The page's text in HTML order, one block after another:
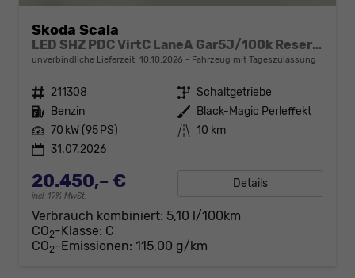
Skoda Scala
LED SHZ PDC VirtC LaneA Gar5J/100k Reserve
unverbindliche Lieferzeit: 10.10.2026 Fahrzeug mit Tageszulassung
Fahrzeugnr. 211308 Getriebe Schaltgetriebe
Kraftstoff Benzin Außenfarbe Black-Magic Perleffekt
Leistung 70 kW (95 PS) Kilometerstand 10 km
31.07.2026
20.450,– €
incl. 19% MwSt.
Details
Verbrauch kombiniert: 5,10 l/100km
CO2-Klasse: C
CO2-Emissionen: 115,00 g/km